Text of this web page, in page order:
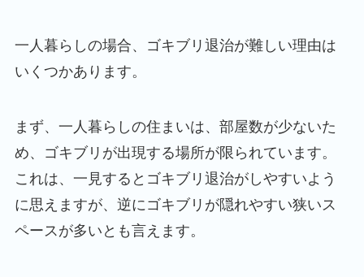
一人暮らしの場合、ゴキブリ退治が難しい理由は
いくつかあります。
まず、一人暮らしの住まいは、部屋数が少ないた
め、ゴキブリが出現する場所が限られています。
これは、一見するとゴキブリ退治がしやすいよう
に思えますが、逆にゴキブリが隠れやすい狭いス
ペースが多いとも言えます。